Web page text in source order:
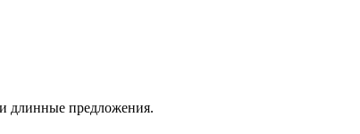
и длинные предложения.